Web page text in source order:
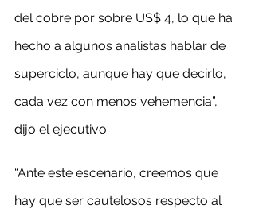
del cobre por sobre US$ 4, lo que ha
hecho a algunos analistas hablar de
superciclo, aunque hay que decirlo,
cada vez con menos vehemencia”,
dijo el ejecutivo.
“Ante este escenario, creemos que
hay que ser cautelosos respecto al